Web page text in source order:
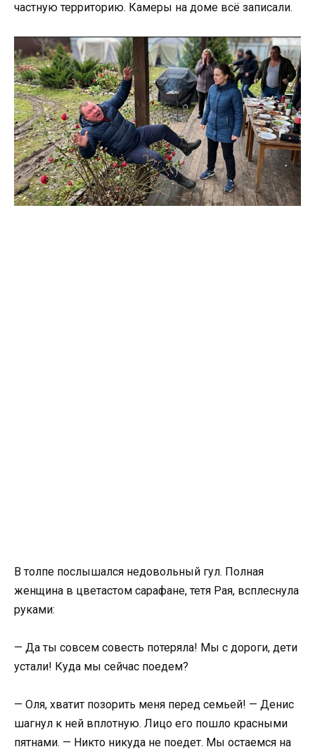
частную территорию. Камеры на доме всё записали.
В толпе послышался недовольный гул. Полная
женщина в цветастом сарафане, тетя Рая, всплеснула
руками:
— Да ты совсем совесть потеряла! Мы с дороги, дети
устали! Куда мы сейчас поедем?
— Оля, хватит позорить меня перед семьей! — Денис
шагнул к ней вплотную. Лицо его пошло красными
пятнами. — Никто никуда не поедет. Мы остаемся на